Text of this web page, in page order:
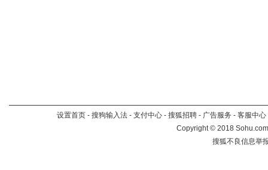
设置首页 - 搜狗输入法 - 支付中心 - 搜狐招聘 - 广告服务 - 客服中心
Copyright©2018
搜狐不良信息举